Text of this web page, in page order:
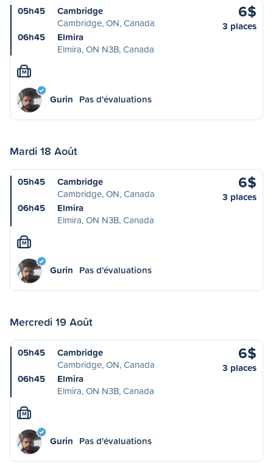
05h45
Cambridge
Cambridge, ON, Canada
06h45
Elmira
Elmira, ON N3B, Canada
6$
3 places
M
Gurin Pas d'évaluations
Mardi 18 Août
05h45
Cambridge
Cambridge, ON, Canada
06h45
Elmira
Elmira, ON N3B, Canada
6$
3 places
M
Gurin Pas d'évaluations
Mercredi 19 Août
05h45
Cambridge
Cambridge, ON, Canada
06h45
Elmira
Elmira, ON N3B, Canada
6$
3 places
M
Gurin Pas d'évaluations